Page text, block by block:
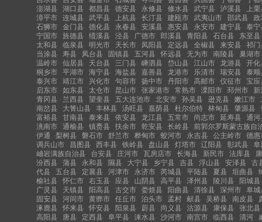
澎湖县
湖口县 都昌县 德安县 永修县 修水县 武宁县 泸溪县 上
漳平市
连城县 武平县 上杭县 长汀县 建瓯市 武夷山市 邵武县 政
石狮市
金门县 德化县 永春县 安溪县 惠安县 永安市 建宁县 泰宁
宁国市
旌德县 绩溪县 泾县 广德市 郎溪县 青阳县 石台县 东至县
太和县
临泉县 明光市 天长市 凤阳县 定远县 全椒县 来安县 祁门
当涂县
寿县 凤台县 固镇县 五河县 怀远县 无为市 南陵县 巢湖市
温岭市
仙居县 天台县 三门县 嵊泗县 岱山县 江山市 龙游县 开化
桐乡市
平湖市 海宁县 海盐县 嘉善县 龙港市 乐清市 瑞安县 泰顺
泰兴市
靖江市 兴化市 句容市 扬中市 丹阳市 高邮市 仪征市 宝应
启东市
如东县 太仓市 昆山市 张家港市 常熟市 溧阳市 邳州市 新
青冈县
兰西县 望奎县 五大连池市 北安市 孙吴县 逊克县 嫩江市
南岔县
大箐山县 丰林县 汤旺县 嘉荫县 杜尔伯特 林甸县 肇源县
富裕县
甘南县 泰来县 依安县 龙江县 五常市 尚志市 延寿县 通河
洮南市
通榆县 镇赉县 扶余市 乾安县 长岭县 前郭尔罗斯蒙古族自
伊通
梨树县 磐石市 舒兰市 桦甸市 蛟河市 永吉县 公主岭市 德惠
调兵山市
昌图县 西丰县 铁岭县 盘山县 灯塔市 辽阳县 彰武县 阜
岫岩满族自治县
台安县 庄河市 瓦房店市 长海县 新民市 法库县
汾西县
蒲县 永和县 隰县 大宁县 乡宁县 吉县 浮山县 安泽县 古
代县
五台县 定襄县 河津市 永济市 芮城县 平陆县 夏县 垣曲县
榆社县
怀仁市 右玉县 应县 山阴县 高平县 泽州县 陵川县 阳城县
广灵县
天镇县 阳高县 古交市 娄烦县 阳曲县 清徐县 深州市 阜城
固安县
河间市 黄骅市 任丘市 泊头市 孟村 献县 吴桥县 南皮县
涿鹿县
怀来县 怀安县 阳泉县 蔚县 尚义县 沽源县 康保县 张北县
高阳县
唐县 定西县 阜平县 涞水县 沙河市 南宫市 临西县 清河